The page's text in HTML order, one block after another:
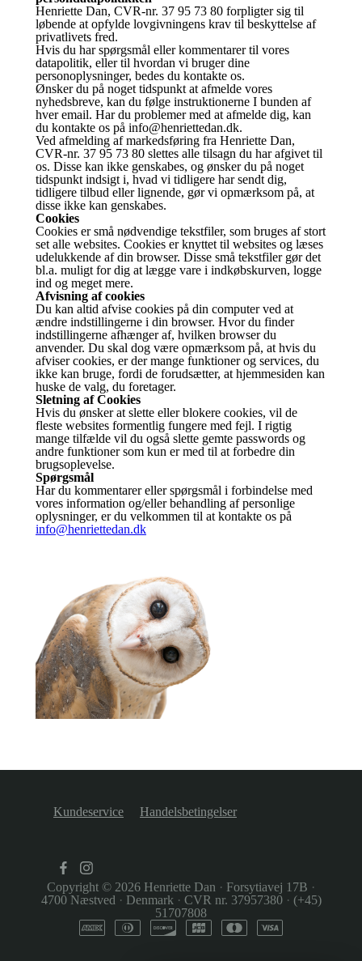
Henriette Dan, CVR-nr. 37 95 73 80 forpligter sig til
løbende at opfylde lovgivningens krav til beskyttelse af
privatlivets fred.
Hvis du har spørgsmål eller kommentarer til vores
datapolitik, eller til hvordan vi bruger dine
personoplysninger, bedes du kontakte os.
Ønsker du på noget tidspunkt at afmelde vores
nyhedsbreve, kan du følge instruktionerne I bunden af
hver email. Har du problemer med at afmelde dig, kan
du kontakte os på info@henriettedan.dk.
Ved afmelding af markedsføring fra Henriette Dan,
CVR-nr. 37 95 73 80 slettes alle tilsagn du har afgivet til
os. Disse kan ikke genskabes, og ønsker du på noget
tidspunkt indsigt i, hvad vi tidligere har sendt dig,
tidligere tilbud eller lignende, gør vi opmærksom på, at
disse ikke kan genskabes.
Cookies
Cookies er små nødvendige tekstfiler, som bruges af stort
set alle websites. Cookies er knyttet til websites og læses
udelukkende af din browser. Disse små tekstfiler gør det
bl.a. muligt for dig at lægge vare i indkøbskurven, logge
ind og meget mere.
Afvisning af cookies
Du kan altid afvise cookies på din computer ved at
ændre indstillingerne i din browser. Hvor du finder
indstillingerne afhænger af, hvilken browser du
anvender. Du skal dog være opmærksom på, at hvis du
afviser cookies, er der mange funktioner og services, du
ikke kan bruge, fordi de forudsætter, at hjemmesiden kan
huske de valg, du foretager.
Sletning af Cookies
Hvis du ønsker at slette eller blokere cookies, vil de
fleste websites formentlig fungere med fejl. I rigtig
mange tilfælde vil du også slette gemte passwords og
andre funktioner som kun er med til at forbedre din
brugsoplevelse.
Spørgsmål
Har du kommentarer eller spørgsmål i forbindelse med
vores information og/eller behandling af personlige
oplysninger, er du velkommen til at kontakte os på
info@henriettedan.dk
Kundeservice Handelsbetingelser
Copyright © 2026 Henriette Dan · Forsytiavej 17B ·
4700 Næstved · Denmark · CVR nr. 37957380 · (+45)
51707808